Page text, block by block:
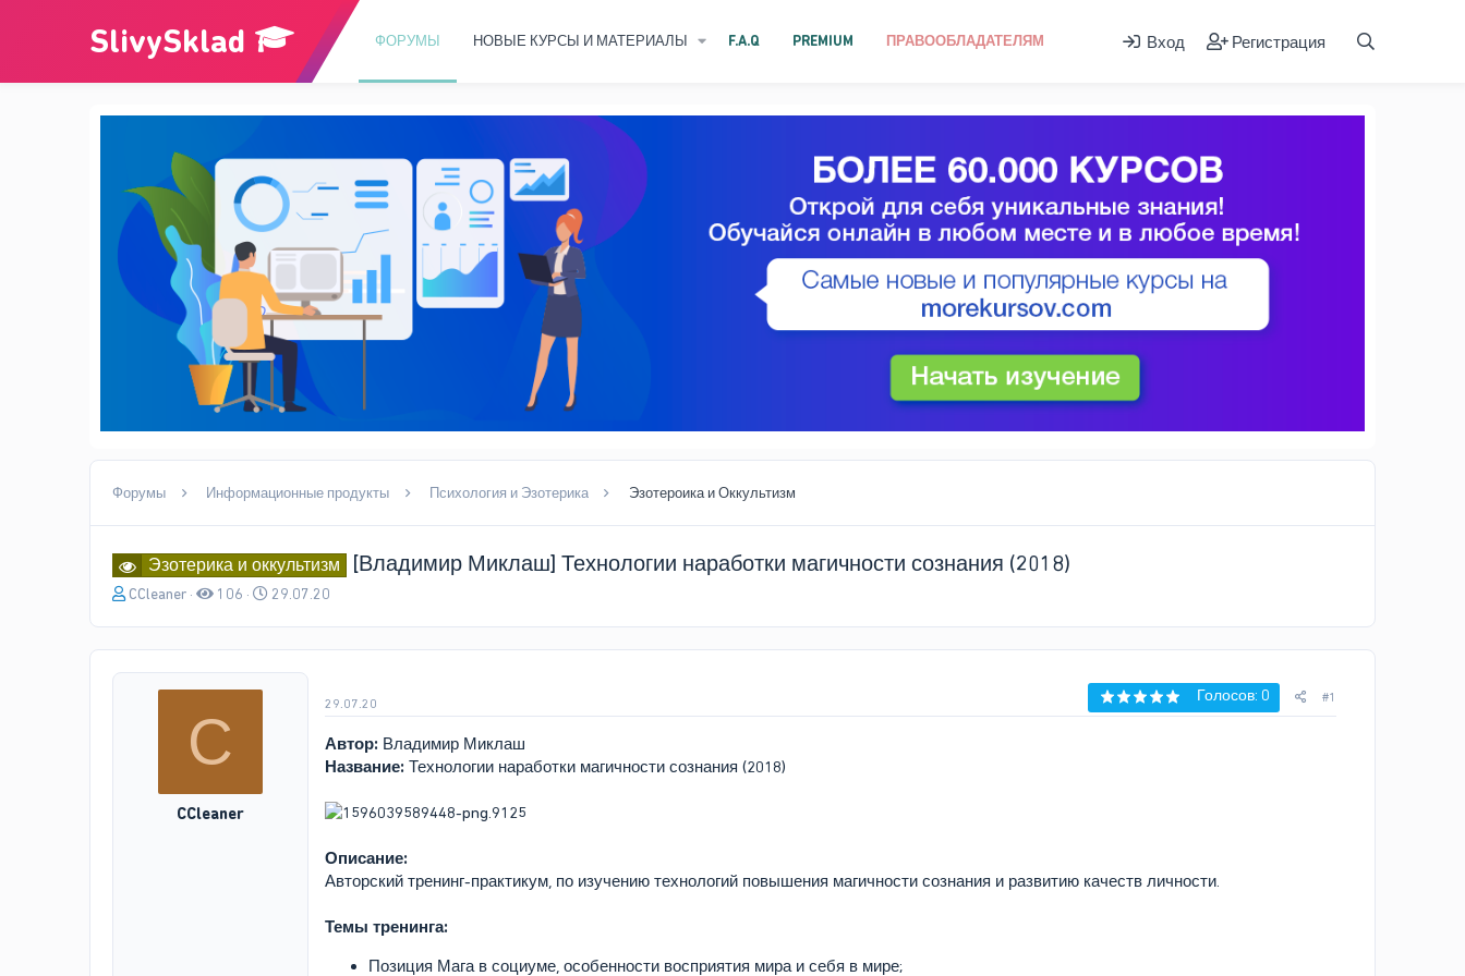
ФОРУМЫ НОВЫЕ КУРСЫ И МАТЕРИАЛЫ F.A.Q PREMIUM ПРАВООБЛАДАТЕЛЯМ Вход Регистрация
Форумы Информационные продукты Психология и Эзотерика Эзотероика и Оккультизм
Эзотерика и оккультизм [Владимир Миклаш] Технологии наработки магичности сознания (2018)
А
о
р
CCleaner 106
Д
а
н
29.07.20
C
CCleaner
29.07.20 Голосов: 0 #1
Автор: Владимир Миклаш
Название: Технологии наработки магичности сознания (2018)
Описание:
Авторский тренинг-практикум, по изучению технологий повышения магичности сознания и развитию качеств личности.
Темы тренинга:
Позиция Мага в социуме, особенности восприятия мира и себя в мире;